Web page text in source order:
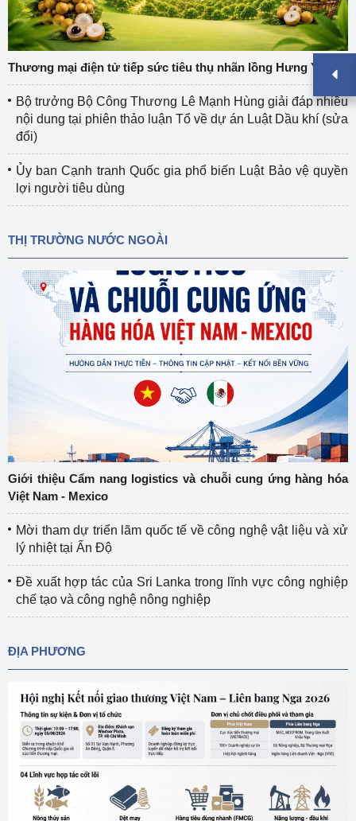
Thương mại điện tử tiếp sức tiêu thụ nhãn lồng Hưng Yên
Bộ trưởng Bộ Công Thương Lê Mạnh Hùng giải đáp nhiều
nội dung tại phiên thảo luận Tổ về dự án Luật Dầu khí (sửa
đổi)
Ủy ban Cạnh tranh Quốc gia phổ biến Luật Bảo vệ quyền
lợi người tiêu dùng
THỊ TRƯỜNG NƯỚC NGOÀI
Giới thiệu Cẩm nang logistics và chuỗi cung ứng hàng hóa
Việt Nam - Mexico
Mời tham dự triển lãm quốc tế về công nghệ vật liệu và xử
lý nhiệt tại Ấn Độ
Đề xuất hợp tác của Sri Lanka trong lĩnh vực công nghiệp
chế tạo và công nghệ nông nghiệp
ĐỊA PHƯƠNG